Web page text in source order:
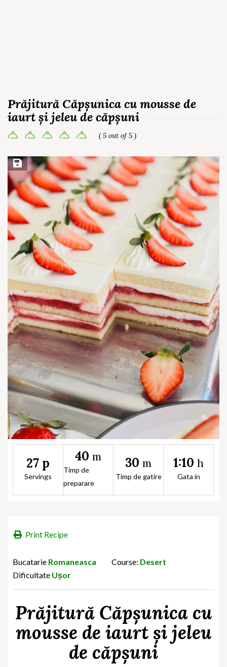
Prăjitură Căpșunica cu mousse de
iaurt și jeleu de căpșuni
( 5 out of 5 )
Save Recipe
27 p
Servings
40 m
Timp de
preparare
30 m
Timp de gatire
1:10 h
Gata in
Print Recipe
Bucatarie Romaneasca Course: Desert
Dificultate Ușor
Prăjitură Căpșunica cu
mousse de iaurt și jeleu
de căpșuni